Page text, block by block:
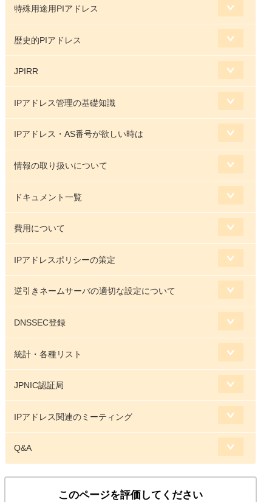
特殊用途用PIアドレス
歴史的PIアドレス
JPIRR
IPアドレス管理の基礎知識
IPアドレス・AS番号が欲しい時は
情報の取り扱いについて
ドキュメント一覧
費用について
IPアドレスポリシーの策定
逆引きネームサーバの適切な設定について
DNSSEC登録
統計・各種リスト
JPNIC認証局
IPアドレス関連のミーティング
Q&A
このページを評価してください